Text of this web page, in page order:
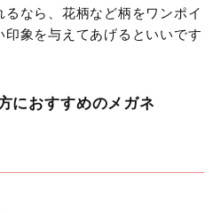
なら、花柄など柄をワンポイ
象を与えてあげるといいです
におすすめのメガネ